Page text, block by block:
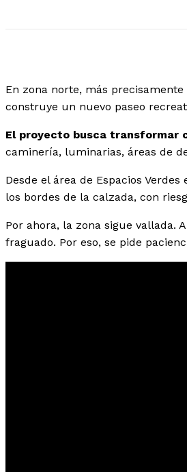
En zona norte, más
construye un nuevo paseo
El proyecto busca transformar
caminería, luminarias, áreas de
Desde el área de Espacios
los bordes de la calzada, con
Por ahora, la zona sigue vallada.
fraguado. Por eso, se pide